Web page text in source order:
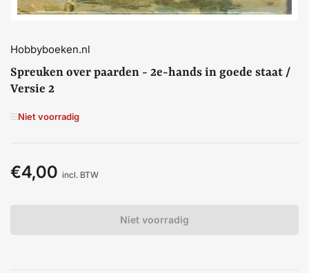
Hobbyboeken.nl
Spreuken over paarden - 2e-hands in goede staat /
Versie 2
Niet voorradig
Normale
€4,00 incl. BTW
Niet voorradig